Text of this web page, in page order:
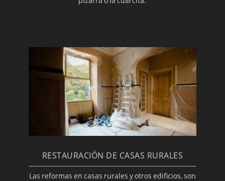
RESTAURACIÓN DE CASAS RURALES
Las reformas en casas rurales y otros edificios, son